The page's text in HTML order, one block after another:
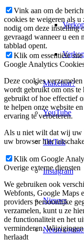
Makelaar?
YouTube
TikTok
Instagram
Nieuws
Neem
Vink aan om de
cookies te weigeren als
nodig om deze instelling
gevraagd wanneer u een
tabblad opent.
Klik om essentiële
Google Analytics
Deze cookies
wordt gebruikt om ons te
gebruikt of hoe effectief
te helpen onze website
ervaring te verbeteren.
Als u niet wilt dat wij uw
uw browser hier
Klik om Google
Overige externe diensten
We gebruiken ook
Webfonts, Google Maps
providers persoonlijke
verzamelen, kunt u ze
de functionaliteit en het
verminderen.
herlaadt